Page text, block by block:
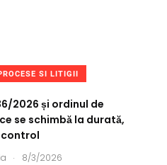
SI LITIGII
2026 și ordinul de
se schimbă la durată,
control
. 8/3/2026